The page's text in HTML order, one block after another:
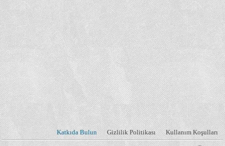
Kullanım Koşulları
Gizlilik Politikası
Katkıda Bulun